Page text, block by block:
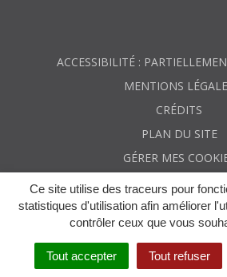
Ce site utilise des traceurs pour
statistiques d'utilisation afin améliorer
contrôler ceux que vous
Tout accepter Tout refuser
ACCESSIBILITÉ :
MENTIONS
CRÉDITS
PLAN DU SITE
GÉRER MES